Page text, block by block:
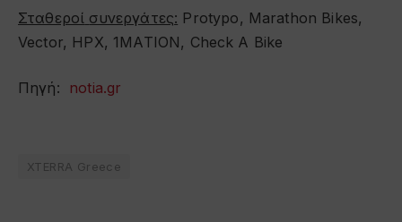
Σταθεροί συνεργάτες: Protypo, Marathon Bikes,
Vector, HPX, 1MATION, Check A Bike
Πηγή: notia.gr
XTERRA Greece